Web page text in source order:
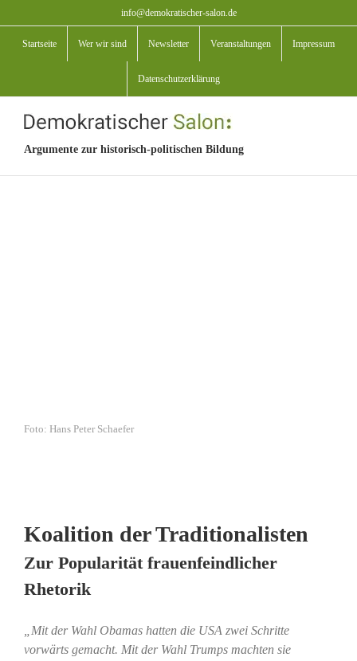
Inhalt
springen
info@demokratischer-salon.de
Startseite Wer wir sind Newsletter Veranstaltungen Impressum
Datenschutzerklärung
Argumente zur historisch-politischen Bildung
Foto: Hans Peter Schaefer
Koalition der Traditionalisten
Zur Popularität frauenfeindlicher
Rhetorik
„Mit der Wahl Obamas hatten die USA zwei Schritte
vorwärts gemacht. Mit der Wahl Trumps machten sie